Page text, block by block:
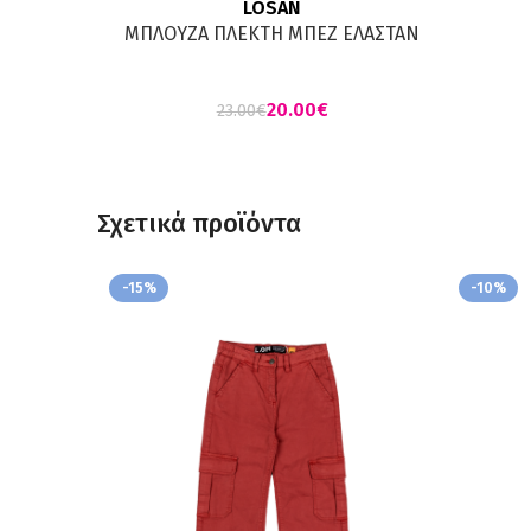
LOSAN
ΜΠΛΟΥΖΑ ΠΛΕΚΤΗ ΜΠΕΖ ΕΛΑΣΤΑΝ
23.00€20.00€
Σχετικά προϊόντα
-15% -10%